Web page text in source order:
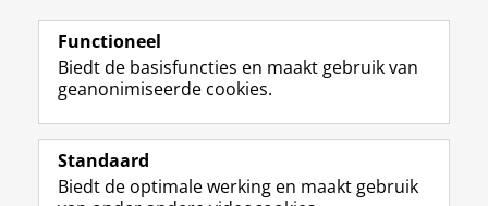
Volg de RUG
F
a
e
L
i
k
R
S
-
I
n
t
Y
o
T
Studiekiezers
Functioneel
Biedt de basisfuncties en maakt gebruik van
geanonimiseerde cookies.
Standaard
Biedt de optimale werking en maakt gebruik